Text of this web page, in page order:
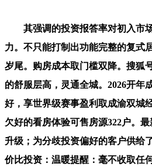
其强调的投资报答率对初入市场
力。不只能打制出功能完整的复式
岁尾。购房成本取门槛双降。搜狐
的舒服层高，灵通全城。2026开年
好，享世界级赛事盈利取成渝双城
欠好的看房体验可售房源322户。
升级；为分歧投资偏好的客户供给
价比投资：温暖提醒：毫不收取任